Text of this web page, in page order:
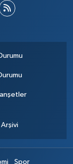
Spor